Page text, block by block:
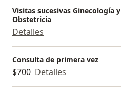
Visitas sucesivas Ginecología y
Obstetricia
Detalles
Consulta de primera vez
$700 Detalles